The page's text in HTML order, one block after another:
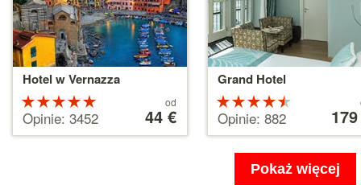
Hotel w Vernazza
5 na 5
gwiazdek
Opinie: 3452
od
44 €
Grand Hotel
4.5 na 5
gwiazdek
Opinie: 882 179 €
Pokaż więcej